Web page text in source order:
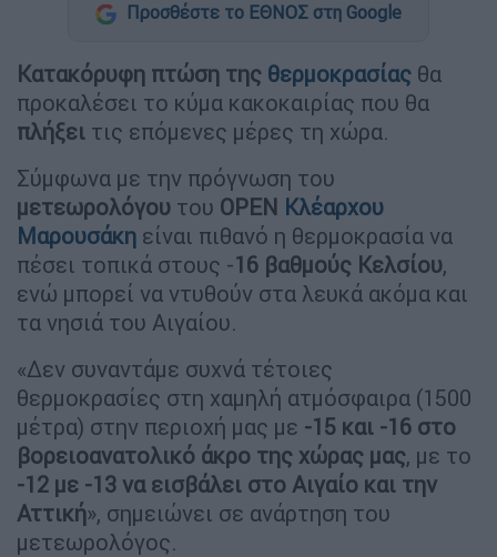
Προσθέστε το ΕΘΝΟΣ στη Google
Κατακόρυφη πτώση της θερμοκρασίας θα
προκαλέσει το κύμα κακοκαιρίας που θα
πλήξει τις επόμενες μέρες τη χώρα.
Σύμφωνα με την πρόγνωση του
μετεωρολόγου του OPEN Κλέαρχου
Μαρουσάκη είναι πιθανό η θερμοκρασία να
πέσει τοπικά στους -16 βαθμούς Κελσίου,
ενώ μπορεί να ντυθούν στα λευκά ακόμα και
τα νησιά του Αιγαίου.
«Δεν συναντάμε συχνά τέτοιες
θερμοκρασίες στη χαμηλή ατμόσφαιρα (1500
μέτρα) στην περιοχή μας με -15 και -16 στο
βορειοανατολικό άκρο της χώρας μας, με το
-12 με -13 να εισβάλει στο Αιγαίο και την
Αττική», σημειώνει σε ανάρτηση του
μετεωρολόγος.